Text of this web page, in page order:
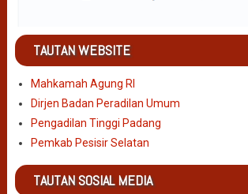
TAUTAN WEBSITE
Mahkamah Agung RI
Dirjen Badan Peradilan Umum
Pengadilan Tinggi Padang
Pemkab Pesisir Selatan
TAUTAN SOSIAL MEDIA